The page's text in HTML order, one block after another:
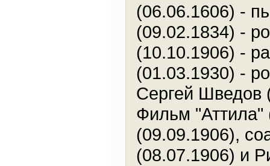
(06.06.1606) -
(09.02.1834) -
(10.10.1906) -
(01.03.1930) -
Сергей Шведов
Фильм
(09.09.1906),
(08.07.1906) и